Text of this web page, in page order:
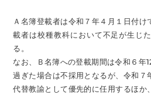
Ａ名簿登載者は令和７年４月１日付
載者は校種教科において不足が生じ
る。
なお、Ｂ名簿への登載期間は令和６年
過ぎた場合は不採用となるが、令和７
代替教諭として優先的に任用するほか